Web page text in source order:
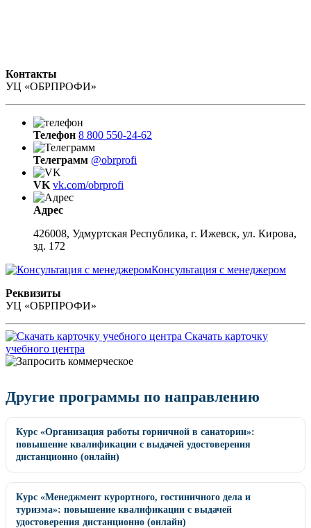
Контакты
УЦ «ОБРПРОФИ»
Телефон 8 800 550-24-62
Телеграмм @obrprofi
VK vk.com/obrprofi
Адрес
426008, Удмуртская Республика, г. Ижевск, ул. Кирова,
зд. 172
Консультация с менеджером
Реквизиты
УЦ «ОБРПРОФИ»
Скачать карточку
учебного центра
Другие программы по направлению
Курс «Организация работы горничной в санатории»:
повышение квалификации с выдачей удостоверения
дистанционно (онлайн)
Курс «Менеджмент курортного, гостиничного дела и
туризма»: повышение квалификации с выдачей
удостоверения дистанционно (онлайн)